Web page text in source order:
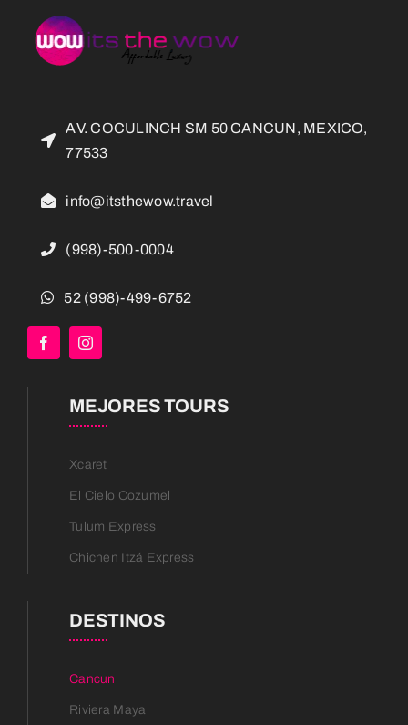
AV. COCULINCH SM 50 CANCUN, MEXICO,
77533
info@itsthewow.travel
(998)-500-0004
52 (998)-499-6752
MEJORES TOURS
Xcaret
El Cielo Cozumel
Tulum Express
Chichen Itzá Express
DESTINOS
Cancun
Riviera Maya